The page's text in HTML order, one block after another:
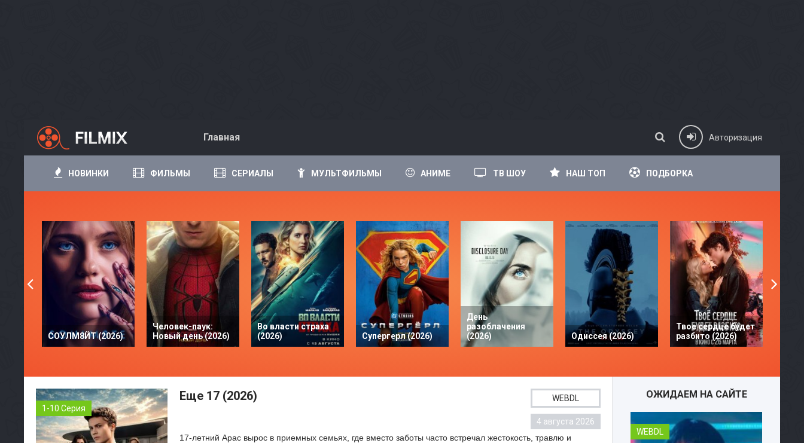
Главная Авторизация
НОВИНКИ ФИЛЬМЫ СЕРИАЛЫ МУЛЬТФИЛЬМЫ АНИМЕ ТВ ШОУ НАШ ТОП ПОДБОРКА
СОУЛМ8ЙТ (2026)
Человек-паук:
Новый день (2026)
Во власти страха
(2026)
Супергерл (2026)
День
разоблачения
(2026)
Одиссея (2026)
Твое сердце будет
разбито (2026)
1-10 Серия
Еще 17 (2026) WEBDL
4 августа 2026
17-летний Арас вырос в приемных семьях, где вместо заботы часто встречал жестокость, травлю и
ОЖИДАЕМ НА САЙТЕ
WEBDL